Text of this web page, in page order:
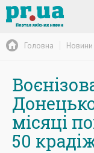
Головна Новини
місяці
50